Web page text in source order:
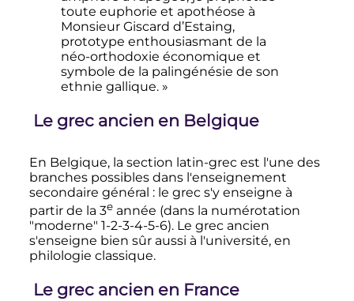
toute euphorie et apothéose à
Monsieur Giscard d’Estaing,
prototype enthousiasmant de la
néo-orthodoxie économique et
symbole de la palingénésie de son
ethnie gallique. »
Le grec ancien en Belgique
En Belgique, la section latin-grec est l'une des
branches possibles dans l'enseignement
secondaire général : le grec s'y enseigne à
partir de la 3eannée (dans la numérotation
"moderne" 1-2-3-4-5-6). Le grec ancien
s'enseigne bien sûr aussi à l'université, en
philologie classique.
Le grec ancien en France